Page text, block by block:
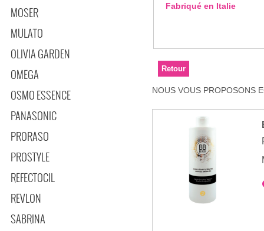
MOSER
MULATO
OLIVIA GARDEN
OMEGA
OSMO ESSENCE
PANASONIC
PRORASO
PROSTYLE
REFECTOCIL
REVLON
SABRINA
Fabriqué en Italie
NOUS VOUS PROPOSONS